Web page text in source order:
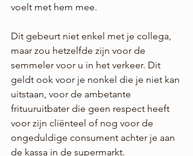
voelt met hem mee.
Dit gebeurt niet enkel met je collega,
maar zou hetzelfde zijn voor de
semmeler voor u in het verkeer. Dit
geldt ook voor je nonkel die je niet kan
uitstaan, voor de ambetante
frituuruitbater die geen respect heeft
voor zijn cliënteel of nog voor de
ongeduldige consument achter je aan
de kassa in de supermarkt.